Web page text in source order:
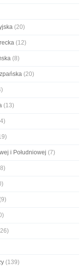
(20)
(12)
(8)
(20)
(13)
i Południowej (7)
(139)